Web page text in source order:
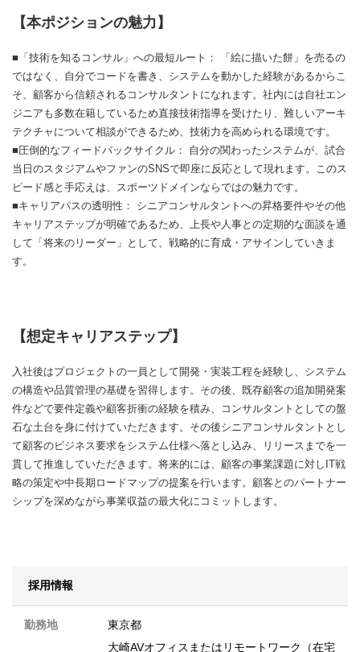
【本ポジションの魅力】
■「技術を知るコンサル」への最短ルート： 「絵に描いた餅」を売るの
ではなく、自分でコードを書き、システムを動かした経験があるからこ
そ、顧客から信頼されるコンサルタントになれます。社内には自社エン
ジニアも多数在籍しているため直接技術指導を受けたり、難しいアーキ
テクチャについて相談ができるため、技術力を高められる環境です。
■圧倒的なフィードバックサイクル： 自分の関わったシステムが、試合
当日のスタジアムやファンのSNSで即座に反応として現れます。このス
ピード感と手応えは、スポーツドメインならではの魅力です。
■キャリアパスの透明性： シニアコンサルタントへの昇格要件やその他
キャリアステップが明確であるため、上長や人事との定期的な面談を通
して「将来のリーダー」として、戦略的に育成・アサインしていきま
す。
【想定キャリアステップ】
入社後はプロジェクトの一員として開発・実装工程を経験し、システム
の構造や品質管理の基礎を習得します。その後、既存顧客の追加開発案
件などで要件定義や顧客折衝の経験を積み、コンサルタントとしての盤
石な土台を身に付けていただきます。その後シニアコンサルタントとし
て顧客のビジネス要求をシステム仕様へ落とし込み、リリースまでを一
貫して推進していただきます。将来的には、顧客の事業課題に対しIT戦
略の策定や中長期ロードマップの提案を行います。顧客とのパートナー
シップを深めながら事業収益の最大化にコミットします。
採用情報
勤務地
東京都
大崎AVオフィスまたはリモートワーク（在宅